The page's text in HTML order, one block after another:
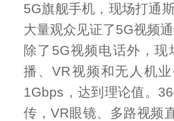
5G旗舰手机，现场打通
大量观众见证了5G视频通
除了5G视频电话外，
播、VR视频和无人机
1Gbps，达到理论值。
传，VR眼镜、多路视频